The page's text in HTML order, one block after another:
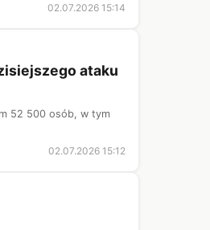
02.07.2026 15:14
ataku
52 500 osób, w tym
02.07.2026 15:12